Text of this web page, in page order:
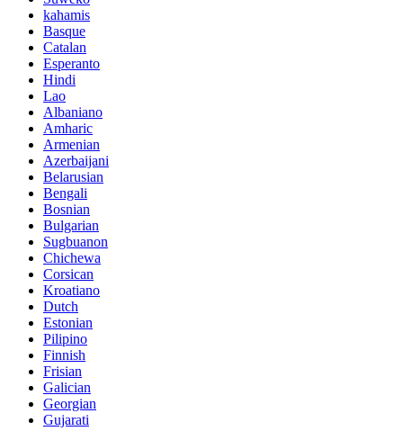
kahamis
Basque
Catalan
Esperanto
Hindi
Lao
Albaniano
Amharic
Armenian
Azerbaijani
Belarusian
Bengali
Bosnian
Bulgarian
Sugbuanon
Chichewa
Corsican
Kroatiano
Dutch
Estonian
Pilipino
Finnish
Frisian
Galician
Georgian
Gujarati